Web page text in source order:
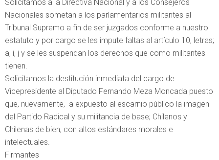
Solicitamos a la Directiva Nacional y a los Consejeros
Nacionales sometan a los parlamentarios militantes al
Tribunal Supremo a fin de ser juzgados conforme a nuestro
estatuto y por cargo se les impute faltas al artículo 10, letras;
a, i, j y se les suspendan los derechos que como militantes
tienen.
Solicitamos la destitución inmediata del cargo de
Vicepresidente al Diputado Fernando Meza Moncada puesto
que, nuevamente, a expuesto al escarnio público la imagen
del Partido Radical y su militancia de base; Chilenos y
Chilenas de bien, con altos estándares morales e
intelectuales.
Firmantes